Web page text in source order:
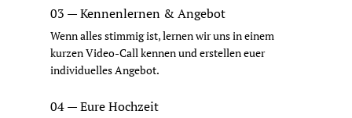
03 — Kennenlernen & Angebot
Wenn alles stimmig ist, lernen wir uns in einem
kurzen Video-Call kennen und erstellen euer
individuelles Angebot.
04 — Eure Hochzeit